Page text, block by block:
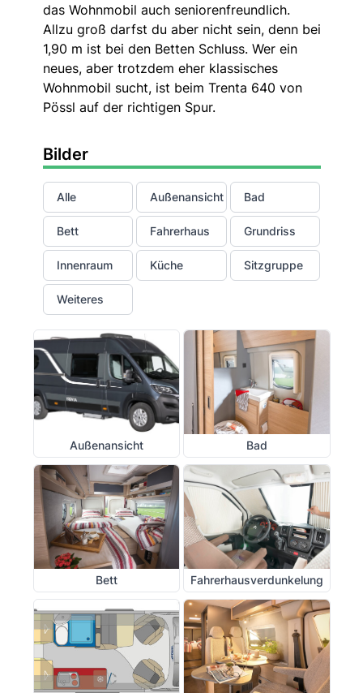
das Wohnmobil auch seniorenfreundlich.
Allzu groß darfst du aber nicht sein, denn bei
1,90 m ist bei den Betten Schluss. Wer ein
neues, aber trotzdem eher klassisches
Wohnmobil sucht, ist beim Trenta 640 von
Pössl auf der richtigen Spur.
Bilder
Alle Außenansicht Bad
Bett Fahrerhaus Grundriss
Innenraum Küche Sitzgruppe
Weiteres
Außenansicht Bad
Bett Fahrerhausverdunkelung